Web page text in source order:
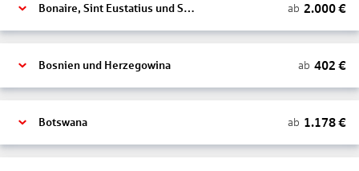
Bonaire, Sint Eustatius und Saba ab 2.000€
Bosnien und Herzegowina ab 402 €
Botswana ab 1.178€